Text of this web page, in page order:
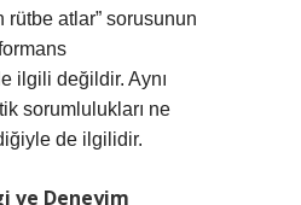
rütbe atlar” sorusunun
ilgili değildir. Aynı
sorumlulukları ne
de ilgilidir.
ve Deneyim